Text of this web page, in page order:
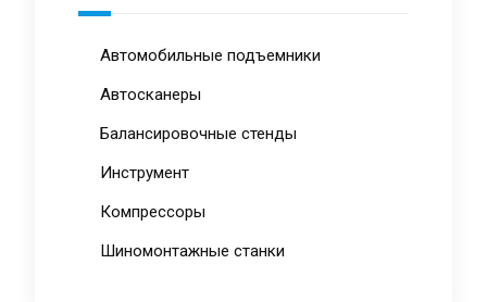
Автомобильные подъемники
Автосканеры
Балансировочные стенды
Инструмент
Компрессоры
Шиномонтажные станки